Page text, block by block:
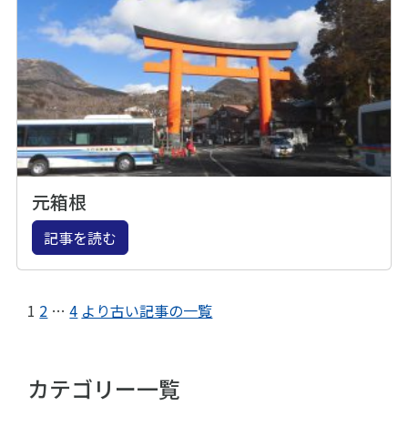
元箱根
記事を読む
1 2 … 4 より古い記事の一覧
カテゴリー一覧